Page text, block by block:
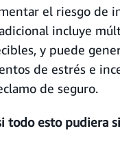
el riesgo de
incluye
y puede
de estrés e
de seguro.
todo esto pudiera